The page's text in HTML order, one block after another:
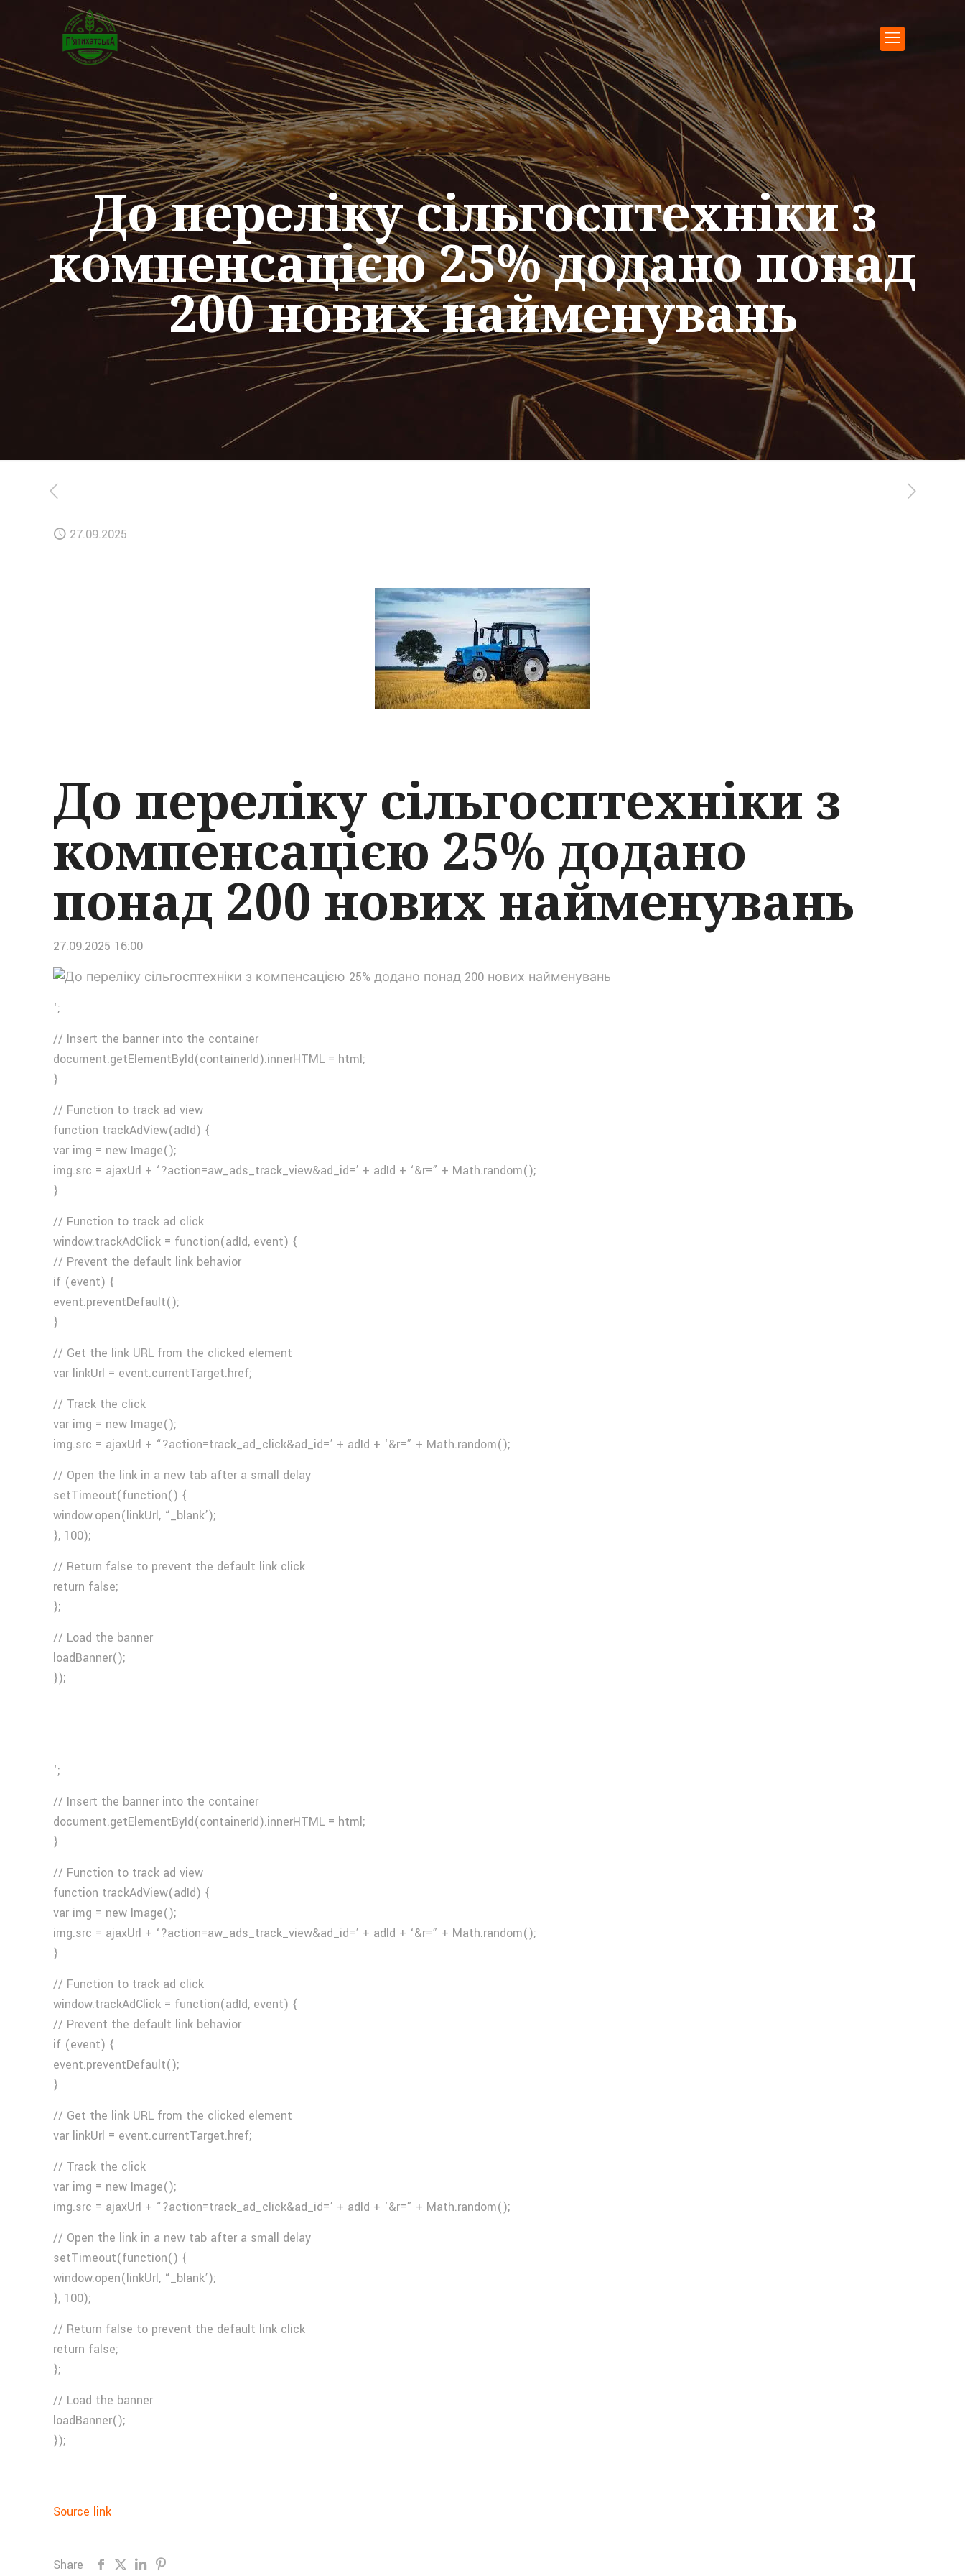
До переліку сільгосптехніки з
компенсацією 25% додано понад
200 нових найменувань
27.09.2025
До переліку сільгосптехніки з
компенсацією 25% додано
понад 200 нових найменувань
27.09.2025 16:00
‘;
// Insert the banner into the container
document.getElementById(containerId).innerHTML = html;
}
// Function to track ad view
function trackAdView(adId) {
var img = new Image();
img.src = ajaxUrl + ‘?action=aw_ads_track_view&ad_id=’ + adId + ‘&r=” + Math.random();
}
// Function to track ad click
window.trackAdClick = function(adId, event) {
// Prevent the default link behavior
if (event) {
event.preventDefault();
}
// Get the link URL from the clicked element
var linkUrl = event.currentTarget.href;
// Track the click
var img = new Image();
img.src = ajaxUrl + “?action=track_ad_click&ad_id=’ + adId + ‘&r=” + Math.random();
// Open the link in a new tab after a small delay
setTimeout(function() {
window.open(linkUrl, “_blank’);
}, 100);
// Return false to prevent the default link click
return false;
};
// Load the banner
loadBanner();
});
‘;
// Insert the banner into the container
document.getElementById(containerId).innerHTML = html;
}
// Function to track ad view
function trackAdView(adId) {
var img = new Image();
img.src = ajaxUrl + ‘?action=aw_ads_track_view&ad_id=’ + adId + ‘&r=” + Math.random();
}
// Function to track ad click
window.trackAdClick = function(adId, event) {
// Prevent the default link behavior
if (event) {
event.preventDefault();
}
// Get the link URL from the clicked element
var linkUrl = event.currentTarget.href;
// Track the click
var img = new Image();
img.src = ajaxUrl + “?action=track_ad_click&ad_id=’ + adId + ‘&r=” + Math.random();
// Open the link in a new tab after a small delay
setTimeout(function() {
window.open(linkUrl, “_blank’);
}, 100);
// Return false to prevent the default link click
return false;
};
// Load the banner
loadBanner();
});
Source link
Share